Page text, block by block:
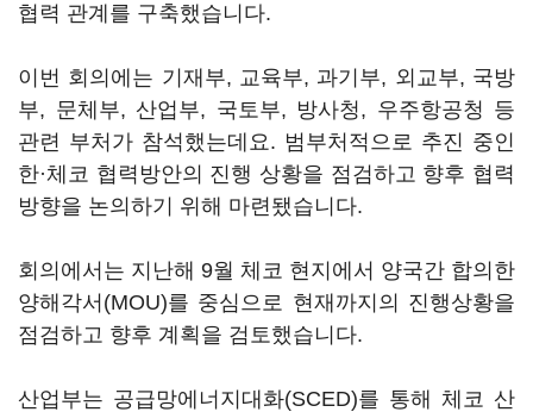
협력 관계를 구축했습니다.
이번 회의에는 기재부, 교육부, 과기부, 외교부, 국방
부, 문체부, 산업부, 국토부, 방사청, 우주항공청 등
관련 부처가 참석했는데요. 범부처적으로 추진 중인
한·체코 협력방안의 진행 상황을 점검하고 향후 협력
방향을 논의하기 위해 마련됐습니다.
회의에서는 지난해 9월 체코 현지에서 양국간 합의한
양해각서(MOU)를 중심으로 현재까지의 진행상황을
점검하고 향후 계획을 검토했습니다.
산업부는 공급망에너지대화(SCED)를 통해 체코 산